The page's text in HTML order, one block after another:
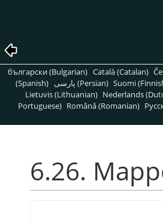
български (Bulgarian) Català (Catalan)
(Spanish)
پارسی (Persian) Suomi
Lietuvis (Lithuanian) Nederlands
Portuguese) Română (Romanian)
6.26.